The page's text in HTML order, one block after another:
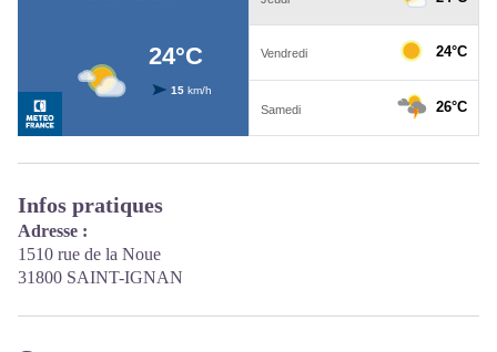
Infos pratiques
Adresse :
1510 rue de la Noue
31800 SAINT-IGNAN